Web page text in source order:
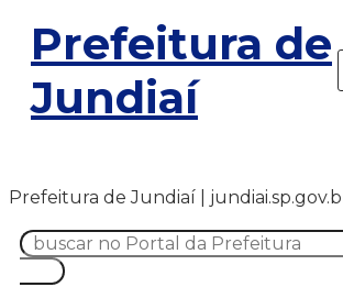
Prefeitura de
Jundiaí
Prefeitura de Jundiaí |